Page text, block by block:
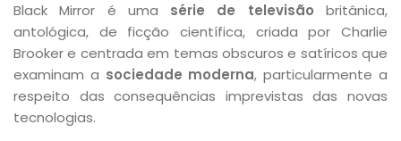
Black Mirror é uma série de televisão britânica,
antológica, de ficção científica, criada por Charlie
Brooker e centrada em temas obscuros e satíricos que
examinam a sociedade moderna, particularmente a
respeito das consequências imprevistas das novas
tecnologias.